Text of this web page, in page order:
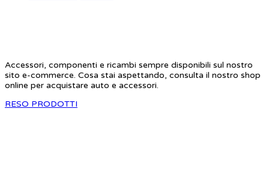
Accessori, componenti e ricambi sempre disponibili sul nostro
sito e-commerce. Cosa stai aspettando, consulta il nostro shop
online per acquistare auto e accessori.
RESO PRODOTTI